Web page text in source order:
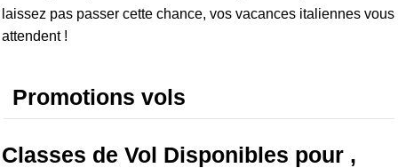
laissez pas passer cette chance, vos vacances italiennes vous
attendent !
Promotions vols
Classes de Vol Disponibles pour ,